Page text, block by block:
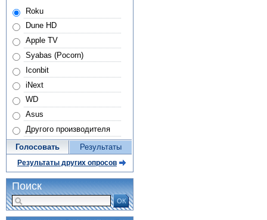
Roku
Dune HD
Apple TV
Syabas (Pocorn)
Iconbit
iNext
WD
Asus
Другого производителя
Голосовать Результаты
Результаты других опросов
Поиск
ОК